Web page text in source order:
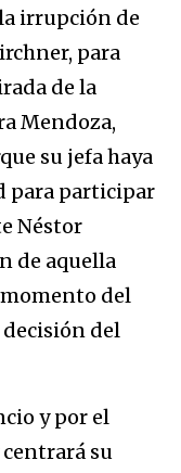
irrupción de
para
de la
Mendoza,
su jefa haya
para participar
Néstor
de aquella
momento del
del
y por el
su